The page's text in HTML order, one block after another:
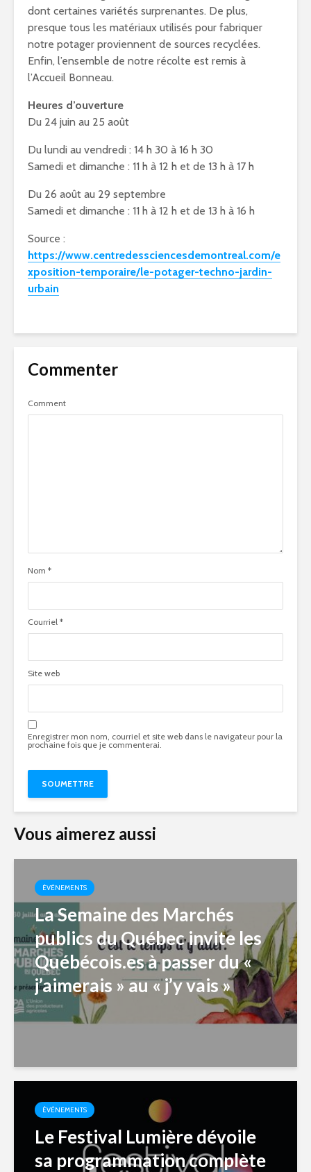
dont certaines variétés surprenantes. De plus,
presque tous les matériaux utilisés pour fabriquer
notre potager proviennent de sources recyclées.
Enfin, l’ensemble de notre récolte est remis à
l’Accueil Bonneau.
Heures d’ouverture
Du 24 juin au 25 août
Du lundi au vendredi : 14 h 30 à 16 h 30
Samedi et dimanche : 11 h à 12 h et de 13 h à 17 h
Du 26 août au 29 septembre
Samedi et dimanche : 11 h à 12 h et de 13 h à 16 h
Source :
https://www.centredessciencesdemontreal.com/e
xposition-temporaire/le-potager-techno-jardin-
urbain
Commenter
Comment
Nom *
Courriel *
Site web
Enregistrer mon nom, courriel et site web dans le navigateur pour la
prochaine fois que je commenterai.
Vous aimerez aussi
ÉVÉNEMENTS
La Semaine des Marchés
publics du Québec invite les
Québécois.es à passer du «
j’aimerais » au « j’y vais »
ÉVÉNEMENTS
Le Festival Lumière dévoile
sa programmation complète